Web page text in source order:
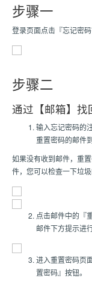
步骤一
登录页面点击『忘记密
步骤二
通过【邮箱】找
输入忘记密码的
重置密码的邮件
如果没有收到邮件，重
件，您可以检查一下垃
点击邮件中的『
邮件下方提示进
进入重置密码页
置密码』按钮。